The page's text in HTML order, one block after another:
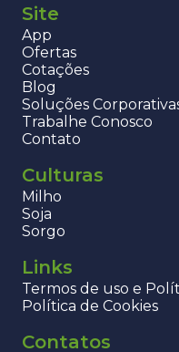
Site
App
Ofertas
Cotações
Blog
Soluções
Trabalhe Conosco
Contato
Culturas
Milho
Soja
Sorgo
Links
Termos de uso e
Política de Cookies
Contatos